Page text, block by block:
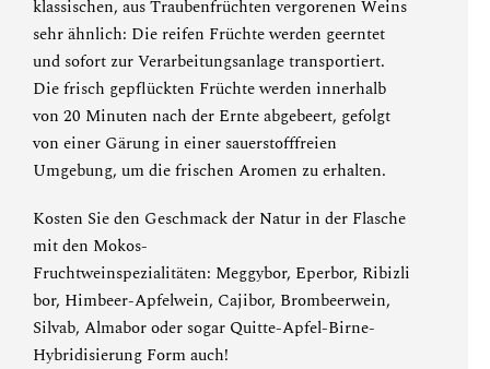
klassischen, aus Traubenfrüchten vergorenen Weins
sehr ähnlich: Die reifen Früchte werden geerntet
und sofort zur Verarbeitungsanlage transportiert.
Die frisch gepflückten Früchte werden innerhalb
von 20 Minuten nach der Ernte abgebeert, gefolgt
von einer Gärung in einer sauerstofffreien
Umgebung, um die frischen Aromen zu erhalten.
Kosten Sie den Geschmack der Natur in der Flasche
mit den Mokos-
Fruchtweinspezialitäten: Meggybor, Eperbor, Ribizli
bor, Himbeer-Apfelwein, Cajibor, Brombeerwein,
Silvab, Almaboroder sogar Quitte-Apfel-Birne-
Hybridisierung Form auch!